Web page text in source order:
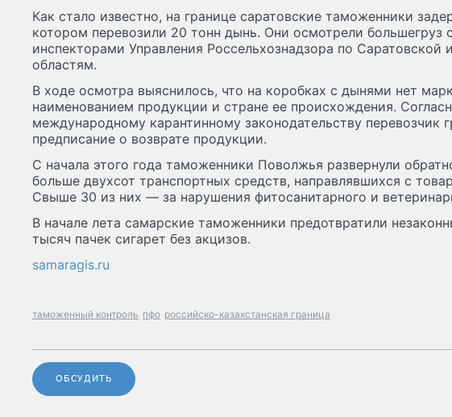
Как стало известно, на границе саратовские таможенники
котором перевозили 20 тонн дынь. Они осмотрели большегруз
инспекторами Управления Россельхознадзора по Саратовской
областям.
В ходе осмотра выяснилось, что на коробках с дынями нет
наименованием продукции и стране ее происхождения.
международному карантинному законодательству перевозчик
предписание о возврате продукции.
С начала этого года таможенники Поволжья развернули
больше двухсот транспортных средств, направлявшихся с
Свыше 30 из них — за нарушения фитосанитарного и
В начале лета самарские таможенники предотвратили
тысяч пачек сигарет без акцизов.
samaragis.ru
таможенный контроль пфо российско-казахстанская граница
ОБСУДИТЬ